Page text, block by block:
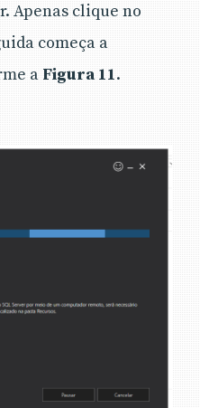
Apenas clique no
começa a
a Figura 11.